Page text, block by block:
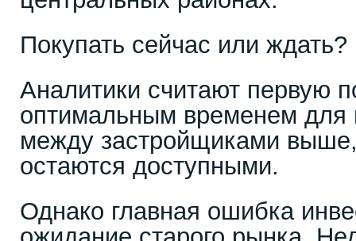
Покупать сейчас или ждать?
Аналитики считают первую
оптимальным временем для
между застройщиками
остаются доступными.
Однако главная ошибка